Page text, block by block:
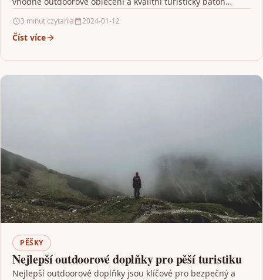
3 minut czytania 2024-01-12
Číst více
PĚŠKY
Nejlepší outdoorové doplňky pro pěší turistiku
Nejlepší outdoorové doplňky jsou klíčové pro bezpečný a